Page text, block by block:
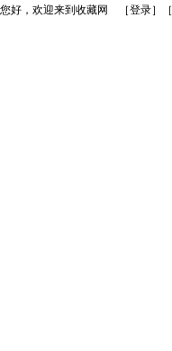
您好，欢迎来到收藏网 ［登录］［